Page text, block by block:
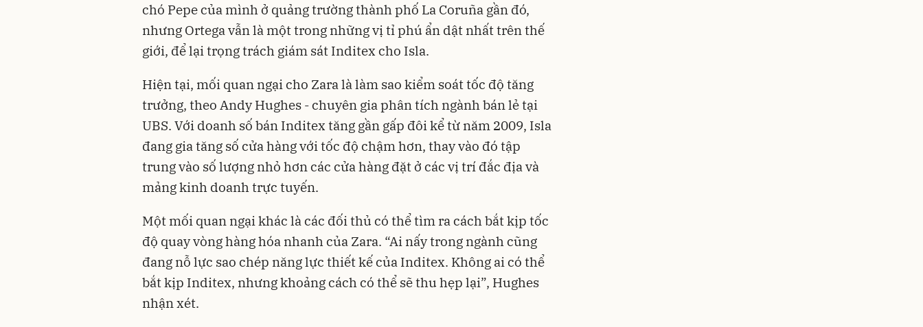
chó Pepe của mình ở quảng trường thành phố La Coruña gần đó,
nhưng Ortega vẫn là một trong những vị tỉ phú ẩn dật nhất trên thế
giới, để lại trọng trách giám sát Inditex cho Isla.
Hiện tại, mối quan ngại cho Zara là làm sao kiểm soát tốc độ tăng
trưởng, theo Andy Hughes - chuyên gia phân tích ngành bán lẻ tại
UBS. Với doanh số bán Inditex tăng gần gấp đôi kể từ năm 2009, Isla
đang gia tăng số cửa hàng với tốc độ chậm hơn, thay vào đó tập
trung vào số lượng nhỏ hơn các cửa hàng đặt ở các vị trí đắc địa và
mảng kinh doanh trực tuyến.
Một mối quan ngại khác là các đối thủ có thể tìm ra cách bắt kịp tốc
độ quay vòng hàng hóa nhanh của Zara. “Ai nấy trong ngành cũng
đang nỗ lực sao chép năng lực thiết kế của Inditex. Không ai có thể
bắt kịp Inditex, nhưng khoảng cách có thể sẽ thu hẹp lại”, Hughes
nhận xét.